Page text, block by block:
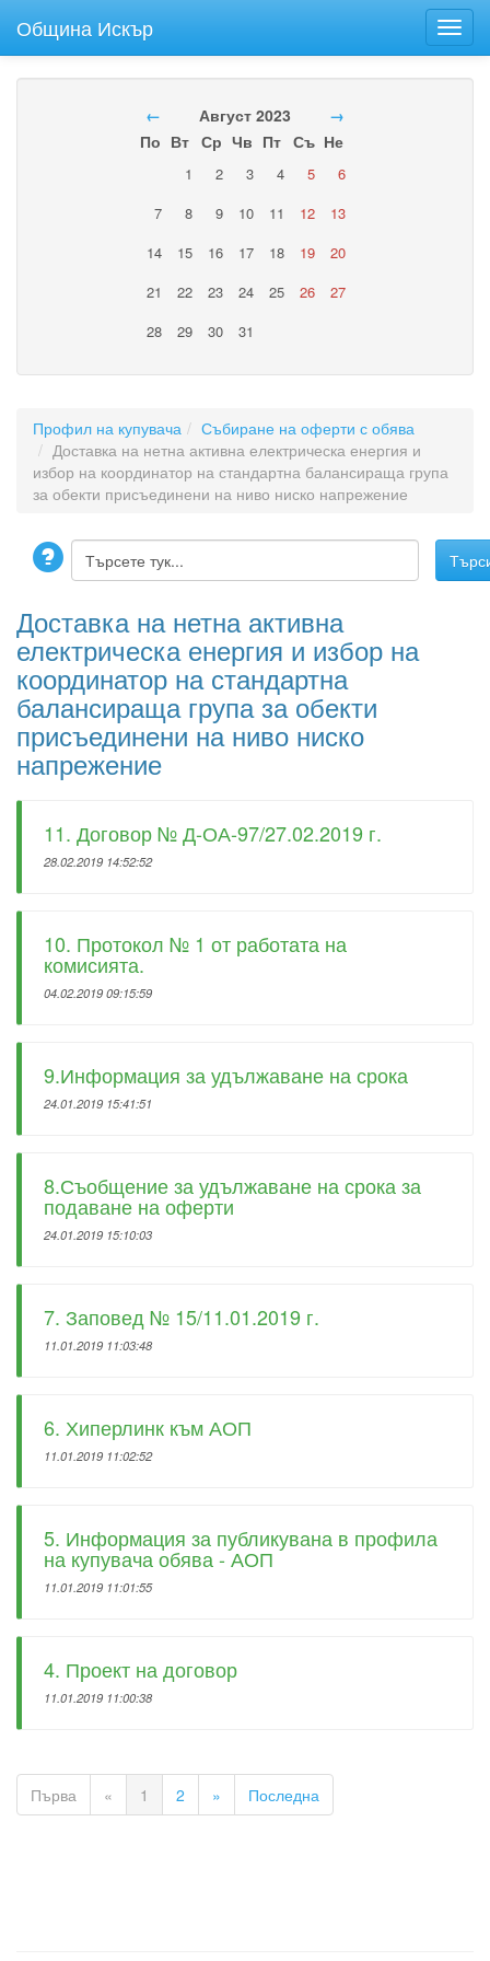
Община Искър
← Август 2023
→
По Вт Ср Чв Пт Съ Не
1 2 3 4 5
6
7
8 9 10 11 12
13
14
15 16 17 18 19
20
21
22 23 24 25 26
27
28
29 30 31
Профил на купувача
Събиране на оферти с обява
Доставка на нетна активна електрическа енергия и
избор на координатор на стандартна балансираща група
за обекти присъединени на ниво ниско напрежение
Доставка на нетна активна
електрическа енергия и избор на
координатор на стандартна
балансираща група за обекти
присъединени на ниво ниско
напрежение
11. Договор № Д-ОА-97/27.02.2019 г.
28.02.2019 14:52:52
10. Протокол № 1 от работата на
комисията.
04.02.2019 09:15:59
9.Информация за удължаване на срока
24.01.2019 15:41:51
8.Съобщение за удължаване на срока за
подаване на оферти
24.01.2019 15:10:03
7. Заповед № 15/11.01.2019 г.
11.01.2019 11:03:48
6. Хиперлинк към АОП
11.01.2019 11:02:52
5. Информация за публикувана в профила
на купувача обява - АОП
11.01.2019 11:01:55
4. Проект на договор
11.01.2019 11:00:38
Първа « 1 2 » Последна